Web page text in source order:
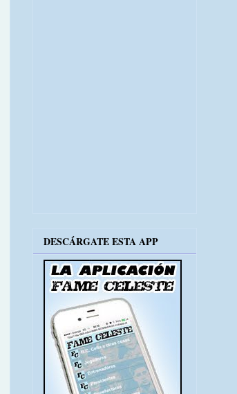
DESCÁRGATE ESTA APP